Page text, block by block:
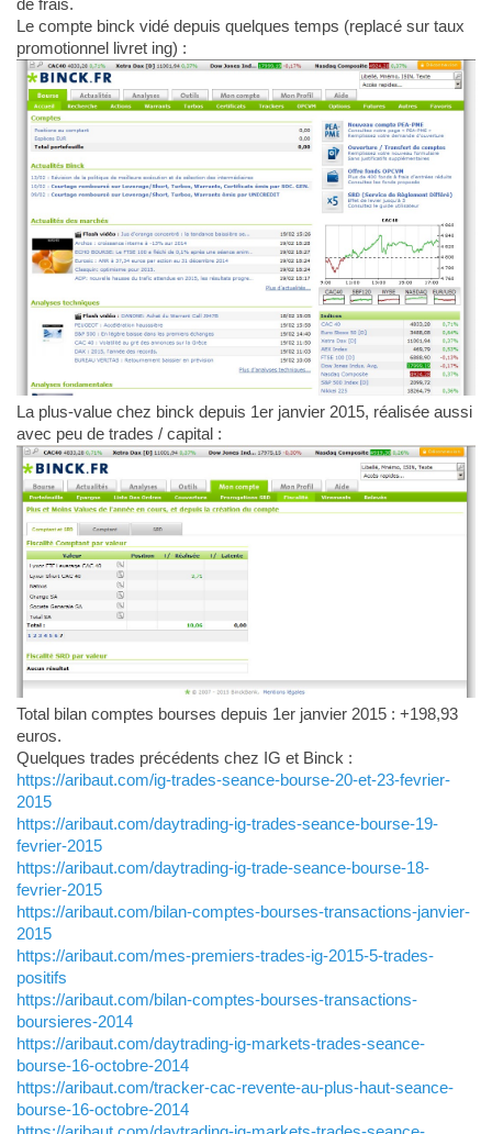
de frais.
Le compte binck vidé depuis quelques temps (replacé sur taux
promotionnel livret ing) :
La plus-value chez binck depuis 1er janvier 2015, réalisée aussi
avec peu de trades / capital :
Total bilan comptes bourses depuis 1er janvier 2015 : +198,93
euros.
Quelques trades précédents chez IG et Binck :
https://aribaut.com/ig-trades-seance-bourse-20-et-23-fevrier-
2015
https://aribaut.com/daytrading-ig-trades-seance-bourse-19-
fevrier-2015
https://aribaut.com/daytrading-ig-trade-seance-bourse-18-
fevrier-2015
https://aribaut.com/bilan-comptes-bourses-transactions-janvier-
2015
https://aribaut.com/mes-premiers-trades-ig-2015-5-trades-
positifs
https://aribaut.com/bilan-comptes-bourses-transactions-
boursieres-2014
https://aribaut.com/daytrading-ig-markets-trades-seance-
bourse-16-octobre-2014
https://aribaut.com/tracker-cac-revente-au-plus-haut-seance-
bourse-16-octobre-2014